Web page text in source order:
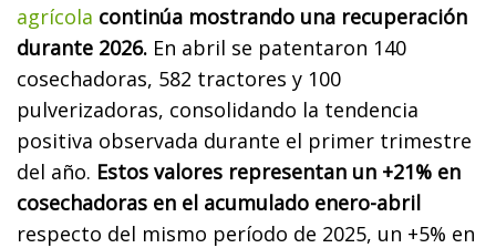
agrícola continúa mostrando una recuperación
durante 2026. En abril se patentaron 140
cosechadoras, 582 tractores y 100
pulverizadoras, consolidando la tendencia
positiva observada durante el primer trimestre
del año. Estos valores representan un +21% en
cosechadoras en el acumulado enero-abril
respecto del mismo período de 2025, un +5% en